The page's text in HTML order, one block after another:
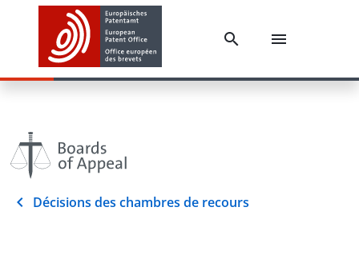
Décisions des chambres de recours